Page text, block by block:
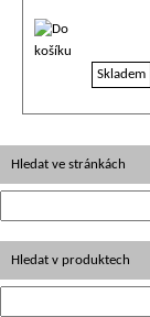
Skladem
Hledat ve stránkách
Hledat v produktech